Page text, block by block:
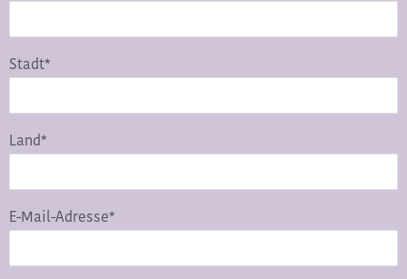
Stadt*
Land*
E-Mail-Adresse*